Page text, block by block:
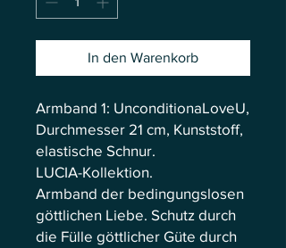
In den Warenkorb
Armband 1: UnconditionaLoveU,
Durchmesser 21 cm, Kunststoff,
elastische Schnur.
LUCIA-Kollektion.
Armband der bedingungslosen
göttlichen Liebe. Schutz durch
die Fülle göttlicher Güte durch